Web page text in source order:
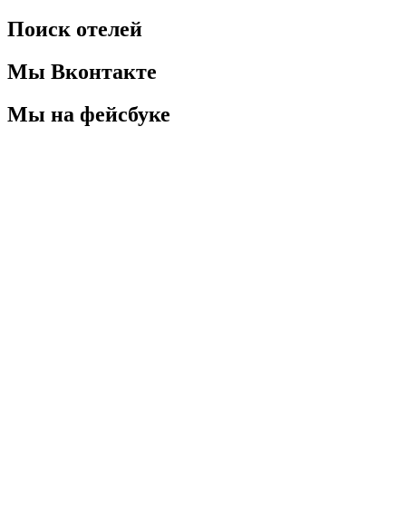
Поиск отелей
Мы Вконтакте
Мы на фейсбуке